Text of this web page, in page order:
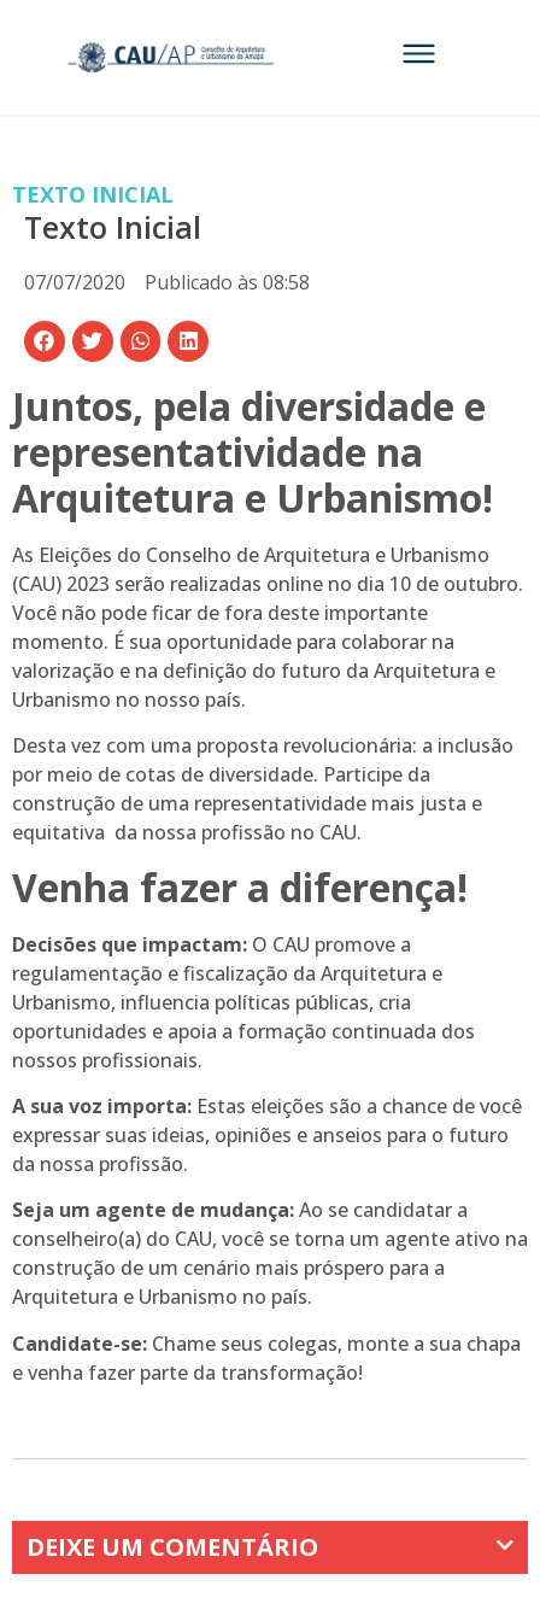
TEXTO INICIAL
Texto Inicial
07/07/2020 Publicado às 08:58
Juntos, pela diversidade e
representatividade na
Arquitetura e Urbanismo!
As Eleições do Conselho de Arquitetura e Urbanismo
(CAU) 2023 serão realizadas online no dia 10 de outubro.
Você não pode ficar de fora deste importante
momento. É sua oportunidade para colaborar na
valorização e na definição do futuro da Arquitetura e
Urbanismo no nosso país.
Desta vez com uma proposta revolucionária: a inclusão
por meio de cotas de diversidade. Participe da
construção de uma representatividade mais justa e
equitativa da nossa profissão no CAU.
Venha fazer a diferença!
Decisões que impactam: O CAU promove a
regulamentação e fiscalização da Arquitetura e
Urbanismo, influencia políticas públicas, cria
oportunidades e apoia a formação continuada dos
nossos profissionais.
A sua voz importa: Estas eleições são a chance de você
expressar suas ideias, opiniões e anseios para o futuro
da nossa profissão.
Seja um agente de mudança:Ao se candidatar a
conselheiro(a) do CAU, você se torna um agente ativo na
construção de um cenário mais próspero para a
Arquitetura e Urbanismo no país.
Candidate-se: Chame seus colegas, monte a sua chapa
e venha fazer parte da transformação!
DEIXE UM COMENTÁRIO